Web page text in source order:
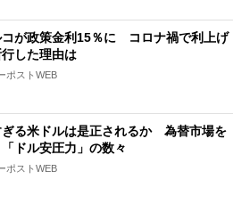
コが政策金利15％に コロナ禍で利上げ
した理由は
ポストWEB
ぎる米ドルは是正されるか 為替市場を
ドル安圧力」の数々
ポストWEB